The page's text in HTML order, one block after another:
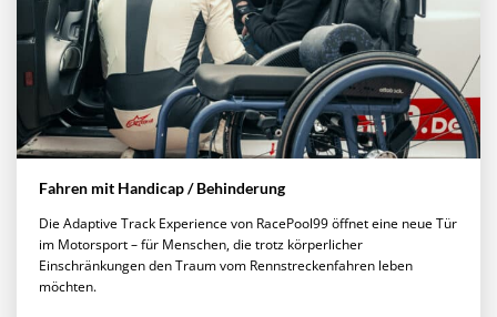
Fahren mit Handicap / Behinderung
Die Adaptive Track Experience von RacePool99 öffnet eine neue Tür
im Motorsport – für Menschen, die trotz körperlicher
Einschränkungen den Traum vom Rennstreckenfahren leben
möchten.